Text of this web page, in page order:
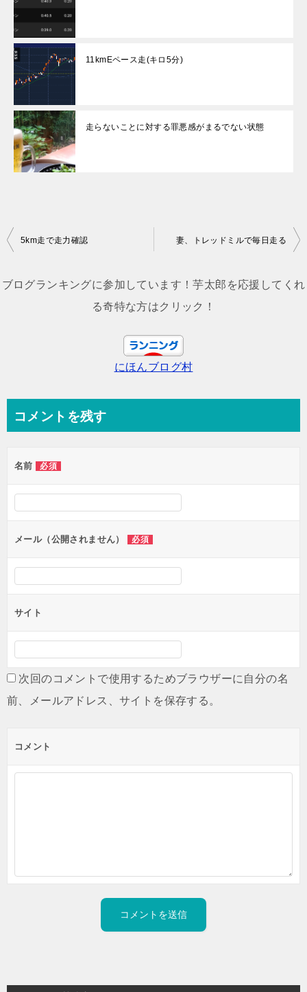
11kmEペース走(キロ5分)
走らないことに対する罪悪感がまるでない状態
投
ナ
ン
5km走で走力確認 妻、トレッドミルで毎日走る
ブログランキングに参加しています！芋太郎を応援してくれ
る奇特な方はクリック！
にほんブログ村
コメントを残す
名前 必須
メール（公開されません） 必須
サイト
次回のコメントで使用するためブラウザーに自分の名
前、メールアドレス、サイトを保存する。
コメント